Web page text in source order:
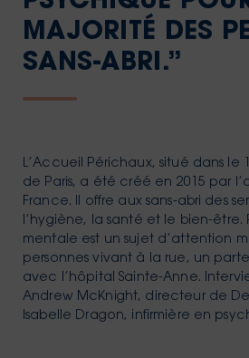
MAJORITÉ DES
SANS-ABRI.”
L’Accueil Périchaux, situé dans le
de Paris, a été créé en 2015 par
France. Il offre aux sans-abri des
l’hygiène, la santé et le bien-être.
mentale est un sujet d’attention
personnes vivant à la rue, un
avec l’hôpital Sainte-Anne.
Andrew McKnight, directeur de
Isabelle Dragon, infirmière en